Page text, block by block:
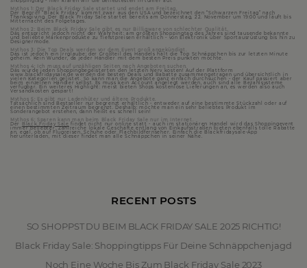
Mythos 1: Der Black Friday Sale startet und endet am Freitag.
Der Begriff “Black Friday” kommt zwar aus den USA und bezeichnet den “Schwarzen Freitag” nach
Thanksgiving. Der Black Friday Sale startet bereits am Donnerstag, 22. November um 19:00 und läuft bis
Mitternacht des Folgetages.
Mythos 2: Beim Black Friday Sale gibt es nur Billigware von schlechter Qualität.
Das entspricht jedoch nicht der Wahrheit: am größten Shoppingtag des Jahres sind tausende bekannte
und beliebte Markenprodukte zu Tiefstpreisen erhältlich - von Elektronik über Sportausrüstung bis hin zu
Designermode.
Mythos 3: Die Top Deals werden vor dem Event groß angekündigt.
Das ist jedoch ein Irrglaube: der Großteil des Handels hält die Top Schnäppchen bis zur letzten Minute
geheim. Kein Wunder, da jeder Händler mit dem besten Preis punkten möchte.
Mythos 4: Ich muss auf unzähligen Seiten nach Angeboten suchen.
Das würde jeden Shoppingbegeisterten den letzten Nerv kosten! Auf der Plattform
www.blackfridaysale.de werden die besten Deals und Rabatte zusammengetragen und übersichtlich in
vielen Kategorien gelistet. So kann man die Angebote ganz einfach durchsuchen - der Kauf passiert aber
beim einzelnen Händler selbst. Es muss kein Account angelegt werden, auch sind alle Bezahlsysteme
verfügbar. Ein weiteres Highlight: meist bieten Shops kostenlose Lieferungen an, es werden also auch
Versandkosten gespart!
Mythos 5: Es gibt nur Ladenhüter und ältere Produkte.
Tatsächlich sind Bestseller nur begrenzt erhältlich - entweder auf eine bestimmte Stückzahl oder auf
einen bestimmten Zeitraum begrenzt. Deshalb: möchte man ein sehr beliebtes Produkt im
Sonderangebot erstehen, dann heißt es schnell sein!
Mythos 6: Sparen kann man beim Black Friday Sale nur im Internet.
Der Black Friday Sale findet nicht nur online statt - auch im stationären Handel wird das Shoppingevent
immer beliebter. Zahlreiche lokale Geschäfte entlang von Einkaufsstraßen bieten ebenfalls tolle Rabatte
an, egal, ob auf Flugreisen, Schuhe oder Flachbildfernseher. Einfach die Blackfridaysale-App
herunterladen, mit dieser findet man alle Schnäppchen in seiner Nähe.
RECENT POSTS
SO SHOPPST DU BEIM BLACK FRIDAY SALE 2025 RICHTIG!
Black Friday Sale: Shoppingtipps Für Deine Schnäppchenjagd
Noch Eine Woche Bis Zum Black Friday Sale 2023